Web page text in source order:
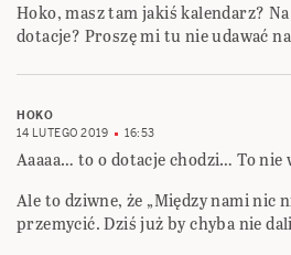
Hoko, masz tam jakiś kalendarz?
dotacje? Proszę mi tu nie udawać
HOKO
14 LUTEGO 2019
16:53
Aaaaa… to o dotacje chodzi… To nie
Ale to dziwne, że „Między nami nic
przemycić. Dziś już by chyba nie